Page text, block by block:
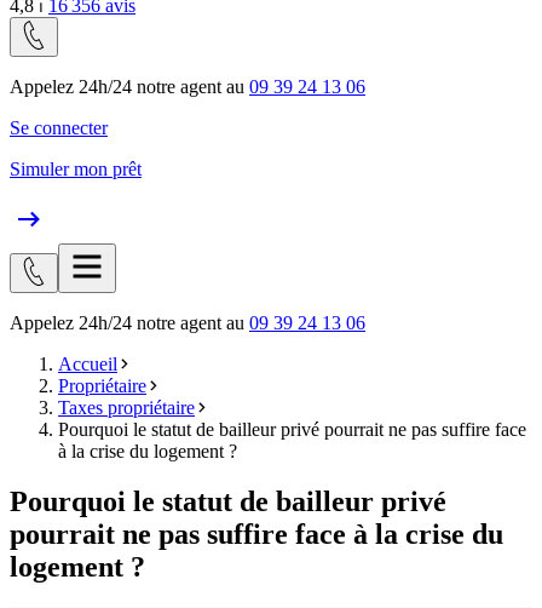
4,8 ⏐ 16 356 avis
Appelez 24h/24 notre agent au 09 39 24 13 06
Se connecter
Simuler mon prêt
Appelez 24h/24 notre agent au 09 39 24 13 06
Accueil
Propriétaire
Taxes propriétaire
Pourquoi le statut de bailleur privé pourrait ne pas suffire face
à la crise du logement ?
Pourquoi le statut de bailleur privé
pourrait ne pas suffire face à la crise du
logement ?